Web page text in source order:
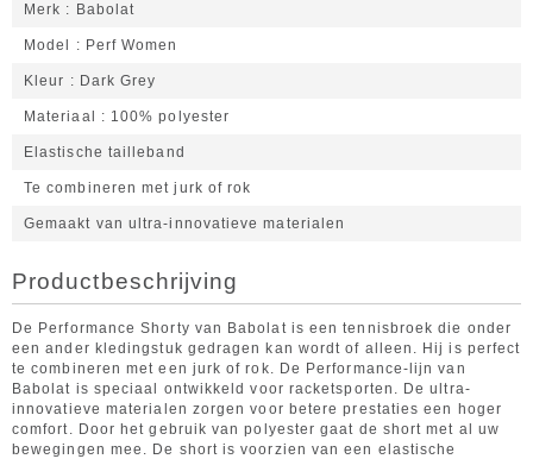
Merk Babolat
Model Perf Women
Kleur Dark Grey
Materiaal 100% polyester
Elastische tailleband
Te combineren met jurk of rok
Gemaakt van ultra-innovatieve materialen
Productbeschrijving
De Performance Shorty van Babolat is een tennisbroek die onder
een ander kledingstuk gedragen kan wordt of alleen. Hij is perfect
te combineren met een jurk of rok. De Performance-lijn van
Babolat is speciaal ontwikkeld voor racketsporten. De ultra-
innovatieve materialen zorgen voor betere prestaties een hoger
comfort. Door het gebruik van polyester gaat de short met al uw
bewegingen mee. De short is voorzien van een elastische